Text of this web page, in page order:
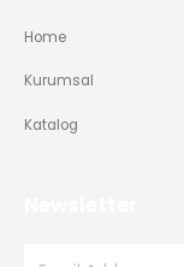
Home
Kurumsal
Katalog